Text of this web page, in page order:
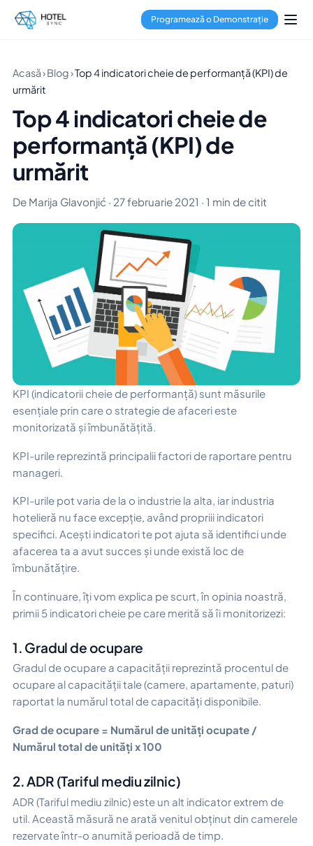
Programează o Demonstrație
Acasă›Blog›Top 4 indicatori cheie de performanță (KPI) de
urmărit
Top 4 indicatori cheie de
performanță (KPI) de
urmărit
De Marija Glavonjić · 27 februarie 2021 · 1 min de citit
KPI (indicatorii cheie de performanță) sunt măsurile
esențiale prin care o strategie de afaceri este
monitorizată și îmbunătățită.
KPI-urile reprezintă principalii factori de raportare pentru
manageri.
KPI-urile pot varia de la o industrie la alta, iar industria
hotelieră nu face excepție, având propriii indicatori
specifici. Acești indicatori te pot ajuta să identifici unde
afacerea ta a avut succes și unde există loc de
îmbunătățire.
În continuare, îți vom explica pe scurt, în opinia noastră,
primii 5 indicatori cheie pe care merită să îi monitorizezi:
1. Gradul de ocupare
Gradul de ocupare a capacității reprezintă procentul de
ocupare al capacității tale (camere, apartamente, paturi)
raportat la numărul total de capacități disponibile.
Grad de ocupare = Numărul de unități ocupate /
Numărul total de unități x 100
2. ADR (Tariful mediu zilnic)
ADR (Tariful mediu zilnic) este un alt indicator extrem de
util. Această măsură ne arată venitul obținut din camerele
rezervate într-o anumită perioadă de timp.